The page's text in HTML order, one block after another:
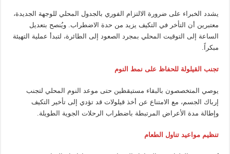
يشدد الخبراء على ضرورة الالتزام الفوري بالجدول المحلي للوجهة الجديدة،
معتبرين أن التأخر في التكيف يزيد من حدة الاضطراب. ويُنصح بتعديل
الساعة إلى التوقيت المحلي بمجرد الصعود إلى الطائرة، لتبدأ عملية التهيئة
مبكراً.
تجنب القيلولة للحفاظ على نمط النوم
يوصي المتخصصون بالبقاء مستيقظين حتى موعد النوم المحلي لتجنب
إرباك الجسم، مع الامتناع عن أخذ قيلولات قد تؤدي إلى تأخير التكيف
وإطالة مدة الأعراض المرتبطة باضطراب الرحلات الجوية الطويلة.
تنظيم مواعيد تناول الطعام